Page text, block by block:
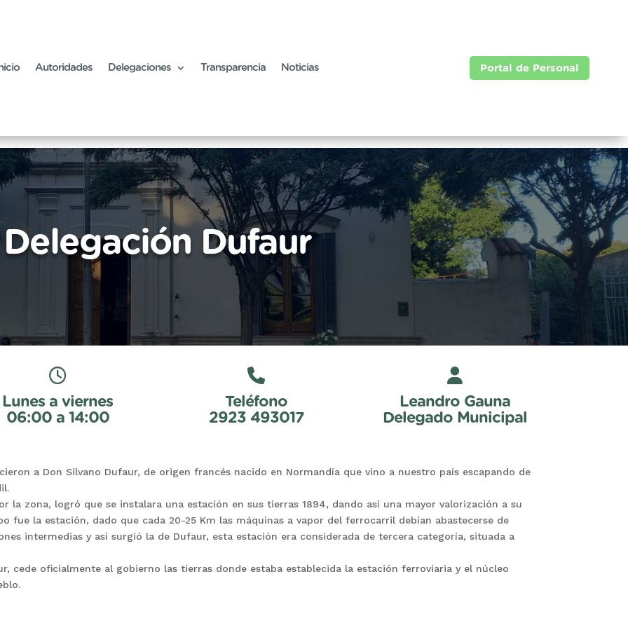
Autoridades Delegaciones Transparencia Noticias Portal de Personal
Delegación Dufaur
Lunes a viernes
06:00 a 14:00
Teléfono
2923 493017
Leandro Gauna
Delegado Municipal
a Don Silvano Dufaur, de origen francés nacido en Normandía que vino a nuestro país escapando de
la zona, logró que se instalara una estación en sus tierras 1894, dando así una mayor valorización a su
fue la estación, dado que cada 20-25 Km las máquinas a vapor del ferrocarril debían abastecerse de
intermedias y así surgió la de Dufaur, esta estación era considerada de tercera categoría, situada a
cede oficialmente al gobierno las tierras donde estaba establecida la estación ferroviaria y el núcleo